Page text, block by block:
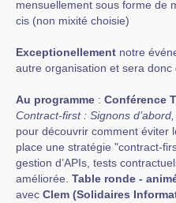
mensuellement sous forme de
cis (non mixité choisie)
Exceptionellement notre
autre organisation et sera donc
Au programme : Conférence
Contract-first : Signons
pour découvrir comment éviter
place une stratégie "contract-
gestion d’APIs, tests
améliorée. Table ronde -
avec Clem (Solidaires